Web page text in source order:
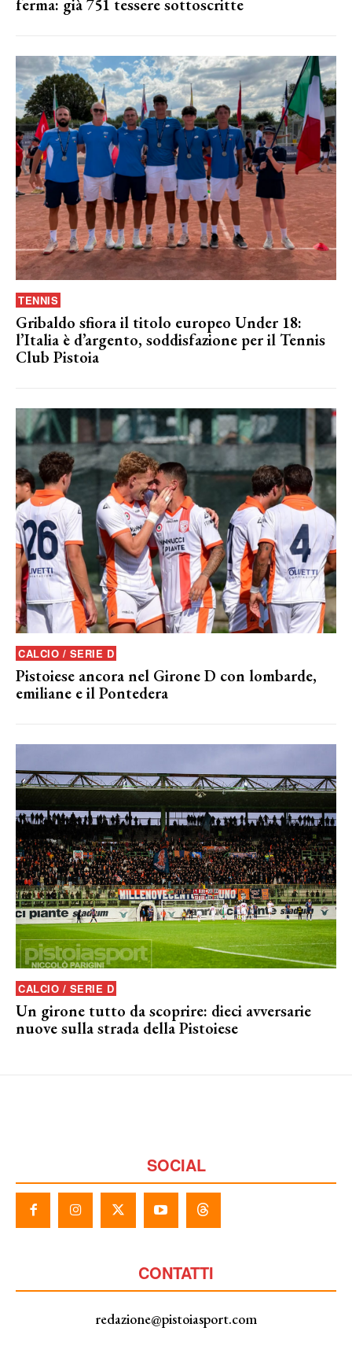
ferma: già 751 tessere sottoscritte
TENNIS
Gribaldo sfiora il titolo europeo Under 18:
l’Italia è d’argento, soddisfazione per il Tennis
Club Pistoia
CALCIO / SERIE D
Pistoiese ancora nel Girone D con lombarde,
emiliane e il Pontedera
CALCIO / SERIE D
Un girone tutto da scoprire: dieci avversarie
nuove sulla strada della Pistoiese
SOCIAL
CONTATTI
redazione@pistoiasport.com